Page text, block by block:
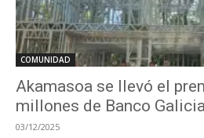
COMUNIDAD
Akamasoa se llevó el
millones de Banco
03/12/2025